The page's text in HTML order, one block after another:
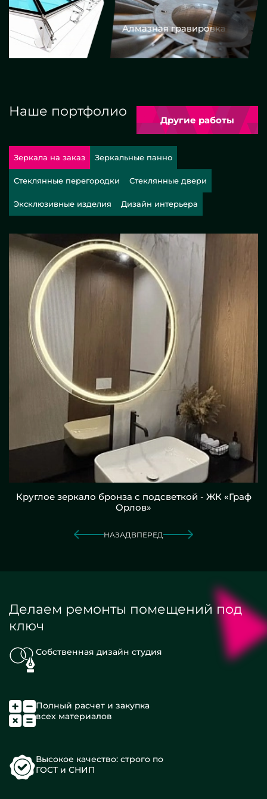
Алмазная гравировка
Наше портфолио
Другие работы
Зеркала на заказ Зеркальные панно
Стеклянные перегородки Стеклянные двери
Эксклюзивные изделия Дизайн интерьера
Круглое зеркало бронза с подсветкой - ЖК «Граф
Орлов»
НАЗАД ВПЕРЕД
Делаем ремонты помещений под
ключ
Собственная дизайн студия
Полный расчет и закупка
всех материалов
Высокое качество: строго по
ГОСТ и СНИП